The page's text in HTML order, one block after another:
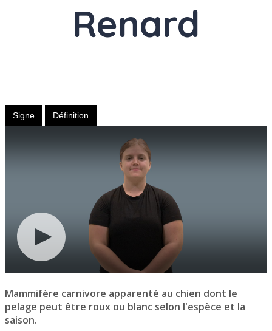
Renard
Signe Définition
Mammifère carnivore apparenté au chien dont le
pelage peut être roux ou blanc selon l'espèce et la
saison.